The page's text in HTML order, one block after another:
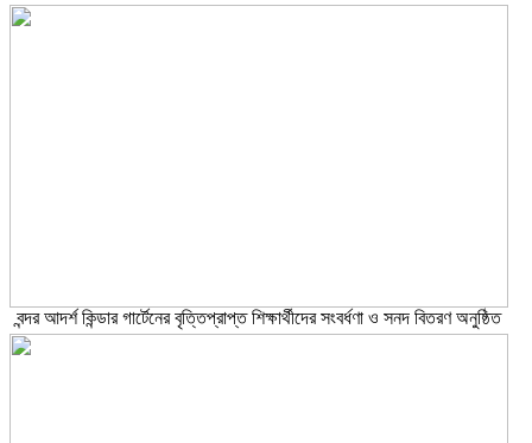
বন্দর আদর্শ কিন্ডার গার্টেনের বৃত্তিপ্রাপ্ত শিক্ষার্থীদের সংবর্ধণা ও সনদ বিতরণ অনুষ্ঠিত